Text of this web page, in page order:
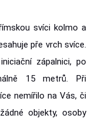
svíci kolmo a
pře vrch svíce.
zápalnici, po
15 metrů. Při
nemířilo na Vás, či
objekty, osoby